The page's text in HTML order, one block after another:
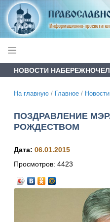
НОВОСТИ
На главную / Главное /
ПОЗДРАВЛЕНИЕ
РОЖДЕСТВОМ
Дата: 06.01.2015
Просмотров: 4423